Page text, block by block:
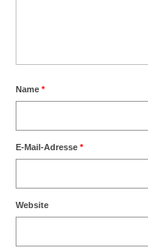
Name *
E-Mail-Adresse *
Website